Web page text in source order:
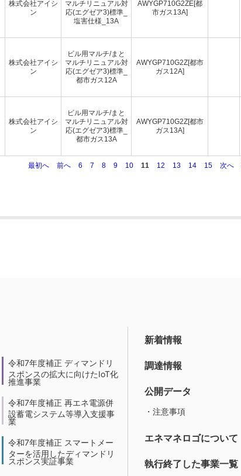
株式会社アイシ
ン
マルチリニュアル対
応(エグゼア3)標準_
塩害仕様_13A
AWYGP710G2ZE[都
市ガス13A]
株式会社アイシ
ン
ビル用マルチ/まと
マルチリニュアル対
応(エグゼア3)標準_
都市ガス12A
AWYGP710G2Z[都市
ガス12A]
株式会社アイシ
ン
ビル用マルチ/まと
マルチリニュアル対
応(エグゼア3)標準_
都市ガス13A
AWYGP710G2Z[都市
ガス13A]
最初へ 前へ 6 7 8 9 10 11 12 13 14 15 次へ
令和7年度補正 ディマンドリ
スポンスの拡大に向けたIoT化
推進事業
令和7年度補正 再エネ電源併
設蓄電システム等導入支援事
業
令和7年度補正 スマートメー
ターを活用したディマンドリ
スポンス実証事業
新着情報
調達情報
公開データ
・注意事項
エネマネロゴについて
執行終了した事業一覧